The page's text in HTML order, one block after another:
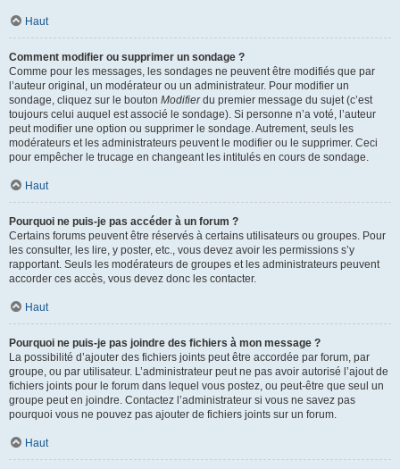
Haut
Comment modifier ou supprimer un sondage ?
Comme pour les messages, les sondages ne peuvent être modifiés que par
l’auteur original, un modérateur ou un administrateur. Pour modifier un
sondage, cliquez sur le bouton Modifierdu premier message du sujet (c’est
toujours celui auquel est associé le sondage). Si personne n’a voté, l’auteur
peut modifier une option ou supprimer le sondage. Autrement, seuls les
modérateurs et les administrateurs peuvent le modifier ou le supprimer. Ceci
pour empêcher le trucage en changeant les intitulés en cours de sondage.
Haut
Pourquoi ne puis-je pas accéder à un forum ?
Certains forums peuvent être réservés à certains utilisateurs ou groupes. Pour
les consulter, les lire, y poster, etc., vous devez avoir les permissions s’y
rapportant. Seuls les modérateurs de groupes et les administrateurs peuvent
accorder ces accès, vous devez donc les contacter.
Haut
Pourquoi ne puis-je pas joindre des fichiers à mon message ?
La possibilité d’ajouter des fichiers joints peut être accordée par forum, par
groupe, ou par utilisateur. L’administrateur peut ne pas avoir autorisé l’ajout de
fichiers joints pour le forum dans lequel vous postez, ou peut-être que seul un
groupe peut en joindre. Contactez l’administrateur si vous ne savez pas
pourquoi vous ne pouvez pas ajouter de fichiers joints sur un forum.
Haut